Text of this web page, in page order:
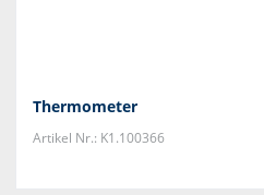
Thermometer
Artikel Nr.: K1.100366